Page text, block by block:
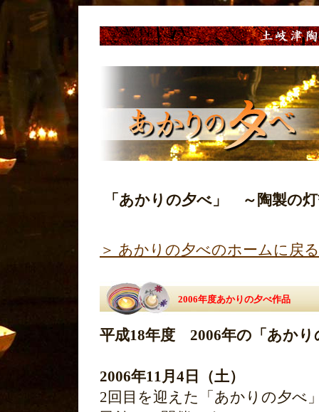
「あかりの夕べ」 ～陶製の
＞ あかりの夕べのホームに戻
2006年度あかりの夕べ作品
平成18年度 2006年の「あかり
2006年11月4日（土）
2回目を迎えた「あかりの夕べ